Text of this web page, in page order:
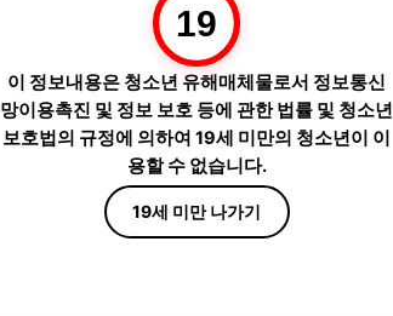
19
이 정보내용은 청소년 유해매체물로서 정보통신
망이용촉진 및 정보 보호 등에 관한 법률 및 청소년
보호법의 규정에 의하여 19세 미만의 청소년이 이
용할 수 없습니다.
19세 미만 나가기